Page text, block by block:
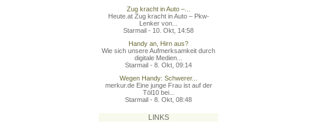
Zug kracht in Auto –...
Heute.at Zug kracht in Auto – Pkw-
Lenker von...
Starmail - 10. Okt, 14:58
Handy an, Hirn aus?
Wie sich unsere Aufmerksamkeit durch
digitale Medien...
Starmail - 8. Okt, 09:14
Wegen Handy: Schwerer...
merkur.de Eine junge Frau ist auf der
Töl10 bei...
Starmail - 8. Okt, 08:48
LINKS